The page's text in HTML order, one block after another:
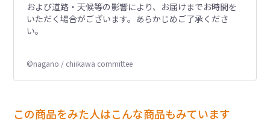
および道路・天候等の影響により、お届けまでお時間を
いただく場合がございます。あらかじめご了承くださ
い。
©nagano / chiikawa committee
この商品をみた人はこんな商品もみています